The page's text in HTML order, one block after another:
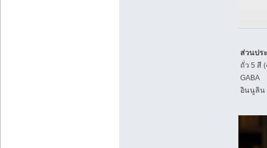
ส่วนปร
ถั่ว 5 สี
GABA
อินนูลิน